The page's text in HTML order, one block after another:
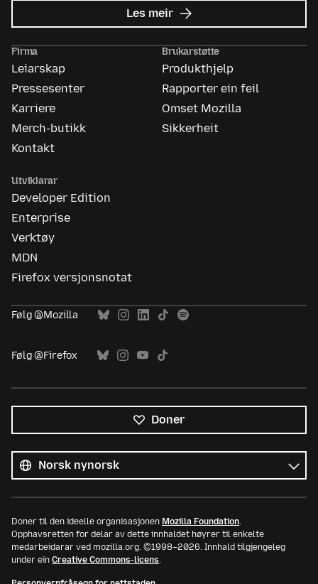
Les meir om
Mozilla
Firma
Leiarskap
Pressesenter
Karriere
Merch-butikk
Kontakt
Brukarstøtte
Produkthjelp
Rapporter ein feil
Omset Mozilla
Sikkerheit
Utviklarar
Developer Edition
Enterprise
Verktøy
MDN
Firefox versjonsnotat
Følg @Mozilla
Følg @Firefox
Doner
språk
Språk
Doner til den ideelle organisasjonen Mozilla Foundation.
Opphavsretten for delar av dette innhaldet høyrer til enkelte
medarbeidarar ved mozilla.org. ©1998–2026. Innhald tilgjengeleg
under ein Creative Commons-licens.